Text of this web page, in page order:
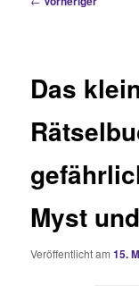
Das
Myst
Veröffentlicht am15.